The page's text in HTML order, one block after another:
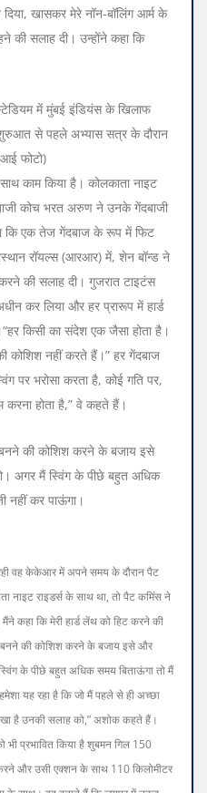
खासकर मेरे नॉन-बॉलिंग आर्म के
सलाह दी। उन्होंने कहा कि
में मुंबई इंडियंस के खिलाफ
से पहले अभ्यास सत्र के दौरान
फोटो)
काम किया है। कोलकाता नाइट
कोच भरत अरुण ने उनके गेंदबाजी
कि एक तेज गेंदबाज के रूप में फिट
रॉयल्स (आरआर) में, शेन बॉन्ड ने
की सलाह दी। गुजरात टाइटंस
कर लिया और हर प्रारूप में हार्ड
“हर किसी का संदेश एक जैसा होता है।
नहीं करते हैं।” हर गेंदबाज
पर भरोसा करता है, कोई गति पर,
होता है,” वे कहते हैं।
की कोशिश करने के बजाय इसे
अगर मैं स्विंग के पीछे बहुत अधिक
नहीं कर पाऊंगा।
वह केकेआर में अपने समय के दौरान पैट
नाइट राइडर्स के साथ था, तो पैट कमिंस ने
कहा कि मेरी हार्ड लेंथ को हिट करने की
की कोशिश करने के बजाय इसे और
के पीछे बहुत अधिक समय बिताऊंगा तो मैं
यह रहा है कि जो मैं पहले से ही अच्छा
है उनकी सलाह को,” अशोक कहते हैं।
प्रभावित किया है शुबमन गिल 150
और उसी एक्शन के साथ 110 किलोमीटर